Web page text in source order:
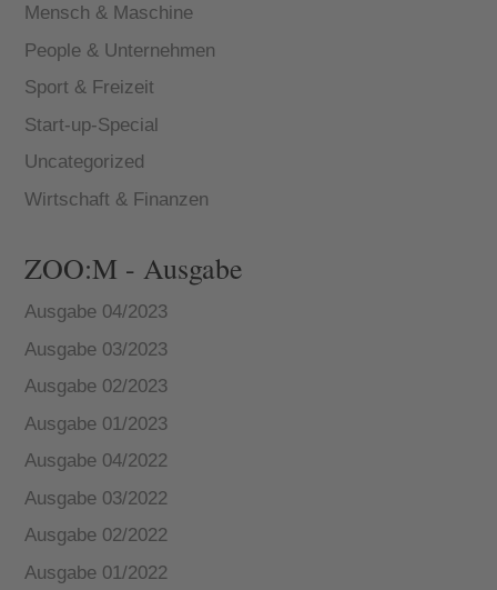
Mensch & Maschine
People & Unternehmen
Sport & Freizeit
Start-up-Special
Uncategorized
Wirtschaft & Finanzen
ZOO:M - Ausgabe
Ausgabe 04/2023
Ausgabe 03/2023
Ausgabe 02/2023
Ausgabe 01/2023
Ausgabe 04/2022
Ausgabe 03/2022
Ausgabe 02/2022
Ausgabe 01/2022